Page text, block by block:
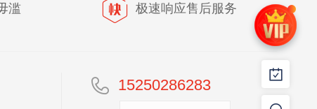
滥 极速响应售后服务
15250286283